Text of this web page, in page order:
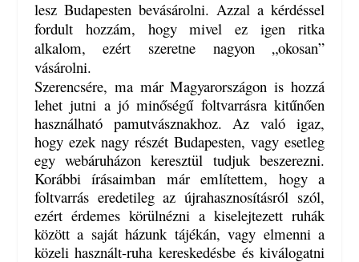
lesz Budapesten bevásárolni. Azzal a kérdéssel
fordult hozzám, hogy mivel ez igen ritka
alkalom, ezért szeretne nagyon „okosan”
vásárolni.
Szerencsére, ma már Magyarországon is hozzá
lehet jutni a jó minőségű foltvarrásra kitűnően
használható pamutvásznakhoz. Az való igaz,
hogy ezek nagy részét Budapesten, vagy esetleg
egy webáruházon keresztül tudjuk beszerezni.
Korábbi írásaimban már említettem, hogy a
foltvarrás eredetileg az újrahasznosításról szól,
ezért érdemes körülnézni a kiselejtezett ruhák
között a saját házunk tájékán, vagy elmenni a
közeli használt-ruha kereskedésbe és kiválogatni